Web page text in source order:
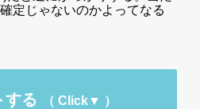
定じゃないのかよってなる
する